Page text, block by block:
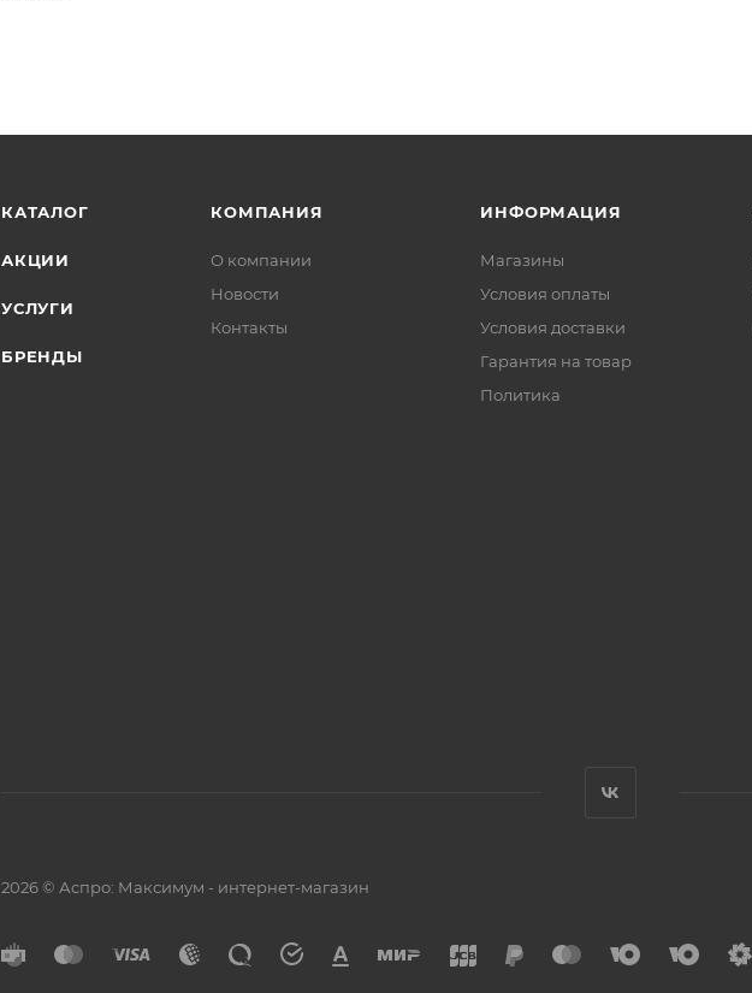
КАТАЛОГ
АКЦИИ
УСЛУГИ
БРЕНДЫ
КОМПАНИЯ
О компании
Новости
Контакты
ИНФОРМАЦИЯ
Магазины
Условия оплаты
Условия доставки
Гарантия на товар
Политика
2026 © Аспро: Максимум - интернет-магазин